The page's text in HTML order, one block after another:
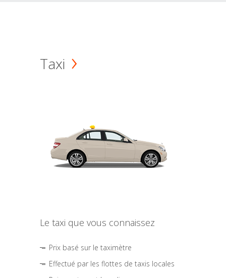
Taxi
Le taxi que vous connaissez
Prix basé sur le taximètre
Effectué par les flottes de taxis locales